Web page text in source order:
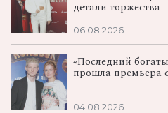
детали торжества
06.08.2026
«Последний
прошла премьера
04.08.2026